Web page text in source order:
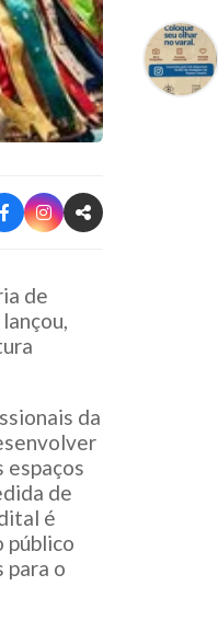
de
da
espaços
de
é
público
o